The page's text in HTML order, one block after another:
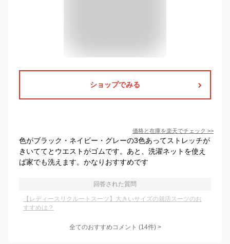
ショップでみる
価格と在庫を楽天でチェック >>
色がブラック・ネイビー・グレーの3色あってストレッチが
きいててとウエストがゴムです。あと、洗濯ネットを使え
ば家でも洗えます。かなりおすすめです
回答された質問
【レディースリクルートスーツ】大きいサイズの就活スーツのお
すすめは？
全てのおすすめコメント (14件) >